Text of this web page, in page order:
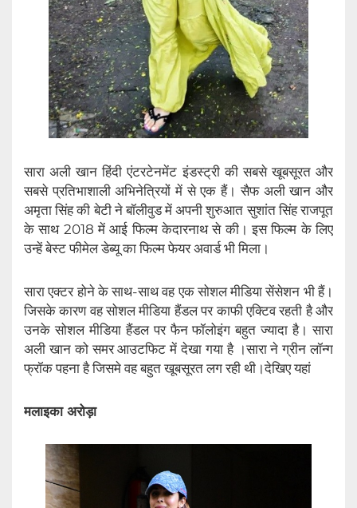
सारा अली खान हिंदी एंटरटेनमेंट इंडस्ट्री की सबसे खूबसूरत और
सबसे प्रतिभाशाली अभिनेत्रियों में से एक हैं। सैफ अली खान और
अमृता सिंह की बेटी ने बॉलीवुड में अपनी शुरुआत सुशांत सिंह राजपूत
के साथ 2018 में आई फिल्म केदारनाथ से की। इस फिल्म के लिए
उन्हें बेस्ट फीमेल डेब्यू का फिल्म फेयर अवार्ड भी मिला।
सारा एक्टर होने के साथ-साथ वह एक सोशल मीडिया सेंसेशन भी हैं।
जिसके कारण वह सोशल मीडिया हैंडल पर काफी एक्टिव रहती है और
उनके सोशल मीडिया हैंडल पर फैन फॉलोइंग बहुत ज्यादा है। सारा
अली खान को समर आउटफिट में देखा गया है ।सारा ने ग्रीन लॉन्ग
फ्रॉक पहना है जिसमे वह बहुत खूबसूरत लग रही थी।देखिए यहां
मलाइका अरोड़ा